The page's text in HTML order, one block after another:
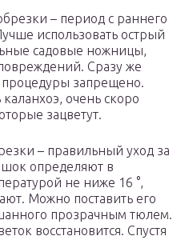
– период с раннего
использовать острый
садовые ножницы,
Сразу же
процедуры запрещено.
очень скоро
зацветут.
– правильный уход за
определяют в
не ниже 16 °,
Можно поставить его
прозрачным тюлем.
восстановится. Спустя